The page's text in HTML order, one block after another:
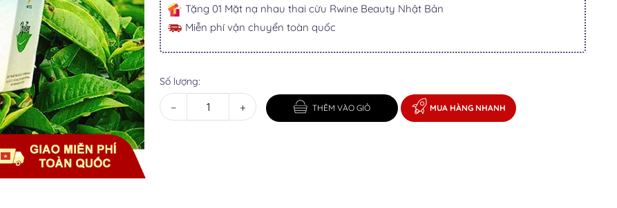
Tặng 01 Mặt nạ nhau thai cừu Rwine Beauty Nhật Bản
Miễn phí vận chuyển toàn quốc
Số lượng:
− + THÊM VÀO GIỎ MUA HÀNG NHANH